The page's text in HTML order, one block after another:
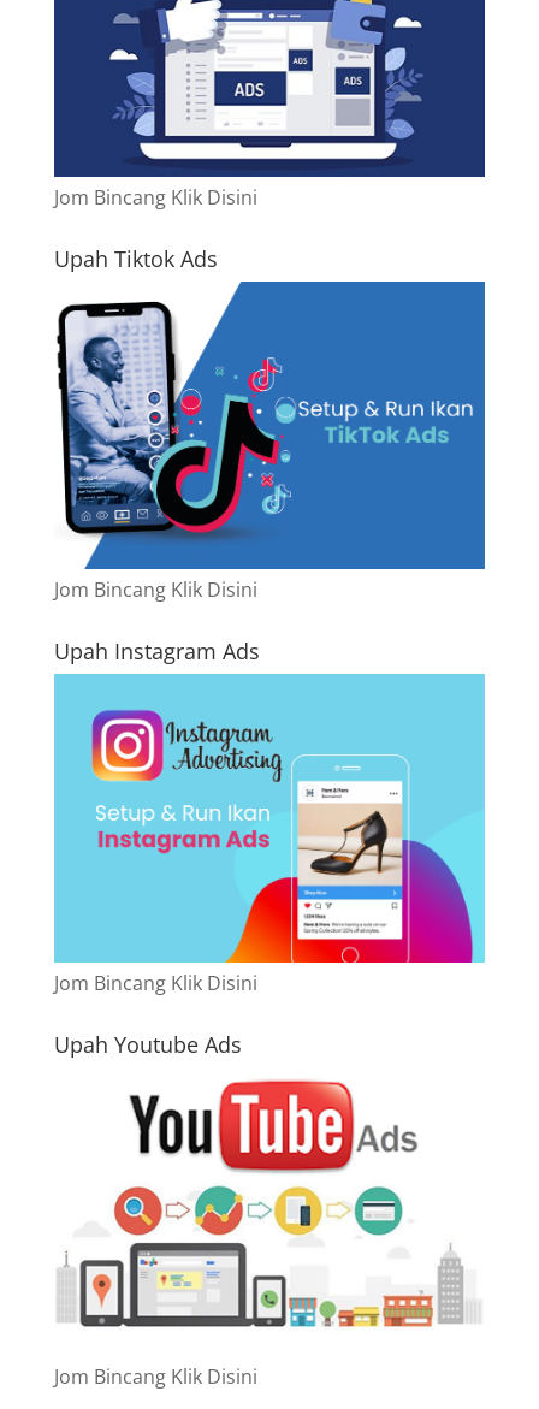
Jom Bincang Klik Disini
Upah Tiktok Ads
Jom Bincang Klik Disini
Upah Instagram Ads
Jom Bincang Klik Disini
Upah Youtube Ads
Jom Bincang Klik Disini